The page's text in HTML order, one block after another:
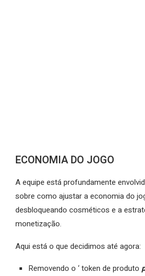
ECONOMIA DO JOGO
A equipe está profundamente
sobre como ajustar a economia do
desbloqueando cosméticos e a
monetização.
Aqui está o que decidimos até agora:
Removendo o ‘ token de produto